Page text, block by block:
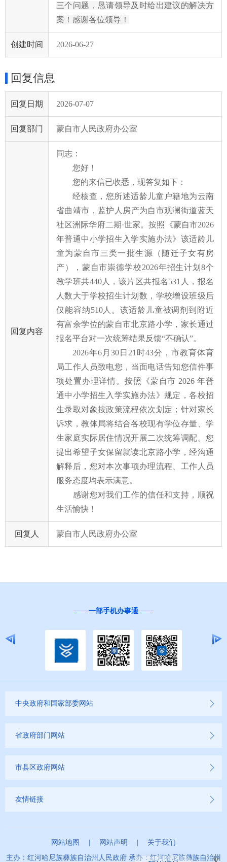
三个问题，恳请领导及时给出建议的解决方
案！感谢各位领导！
创建时间 2026-06-27
回复信息
回复日期 2026-07-07
回复部门 蒙自市人民政府办公室
回复内容
同志：
您好！
您的来信已收悉 ，现答复如下：
经核查， 您所述适龄儿童户籍地为云南
省曲靖市 ， 监护人房产为自市观澜街道蓝天
社区洲际华府二期 ·世家。按照《蒙自市2026
年普通中小学招生入学实施办法》该适龄儿
童为蒙自市三类一批生源（随迁子女有房
产），蒙自市崇德学校2026年招生计划8个
教学班共440人，该片区共报名531人，报名
人数大于学校招生计划数，学校增设班级后
仅能容纳510人。该适龄儿童被调剂到附近
有富余学位的蒙自市北京路小学，家长通过
报名平台对一次统筹结果反馈“不确认”。
2026年6月30日21时43分，市教育体育
局工作人员致电您 ，当面电话告知您信件事
项处置办理详情。按照《蒙自市 2026 年普
通中小学招生入学实施办法》规定，各校招
生录取对象按政策流程依次划定；针对家长
诉求，教体局将结合各校现有学位存量、学
生家庭实际居住情况开展二次统筹调配。 您
提出希望子女保留就读北京路小学，经沟通
解释后， 您对本次事项办理流程、工作人员
服务态度均表示满意。
感谢您对我们工作的信任和支持，顺祝
生活愉快！
回复人 蒙自市人民政府办公室
一部手机办事通
中央政府和国家部委网站
省政府部门网站
市县区政府网站
友情链接
网站地图 网站声明
关于我们
主办：红河哈尼族彝族自治州人民政府 承办：红河哈尼族彝族自治州